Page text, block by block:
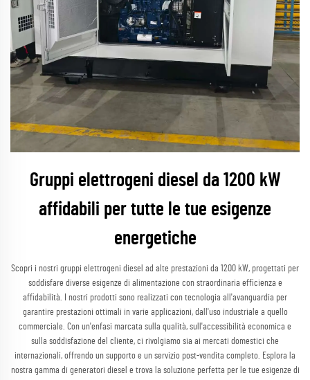
Gruppi elettrogeni diesel da 1200 kW
affidabili per tutte le tue esigenze
energetiche
Scopri i nostri gruppi elettrogeni diesel ad alte prestazioni da 1200 kW, progettati per
soddisfare diverse esigenze di alimentazione con straordinaria efficienza e
affidabilità. I nostri prodotti sono realizzati con tecnologia all'avanguardia per
garantire prestazioni ottimali in varie applicazioni, dall'uso industriale a quello
commerciale. Con un'enfasi marcata sulla qualità, sull'accessibilità economica e
sulla soddisfazione del cliente, ci rivolgiamo sia ai mercati domestici che
internazionali, offrendo un supporto e un servizio post-vendita completo. Esplora la
nostra gamma di generatori diesel e trova la soluzione perfetta per le tue esigenze di